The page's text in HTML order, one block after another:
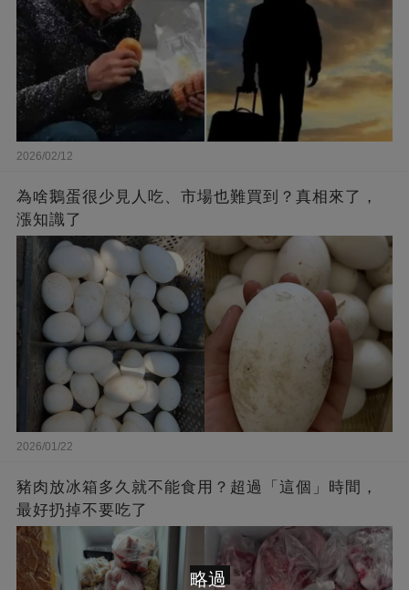
2026/02/12
為啥鵝蛋很少見人吃、市場也難買到？真相來了，
漲知識了
2026/01/22
豬肉放冰箱多久就不能食用？超過「這個」時間，
最好扔掉不要吃了
略過